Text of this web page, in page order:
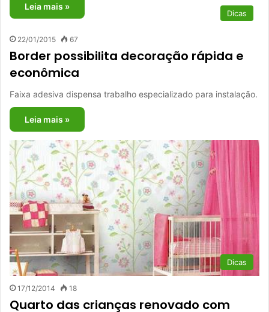
Leia mais »
Dicas
22/01/2015 67
Border possibilita decoração rápida e
econômica
Faixa adesiva dispensa trabalho especializado para instalação.
Leia mais »
Dicas
17/12/2014 18
Quarto das crianças renovado com